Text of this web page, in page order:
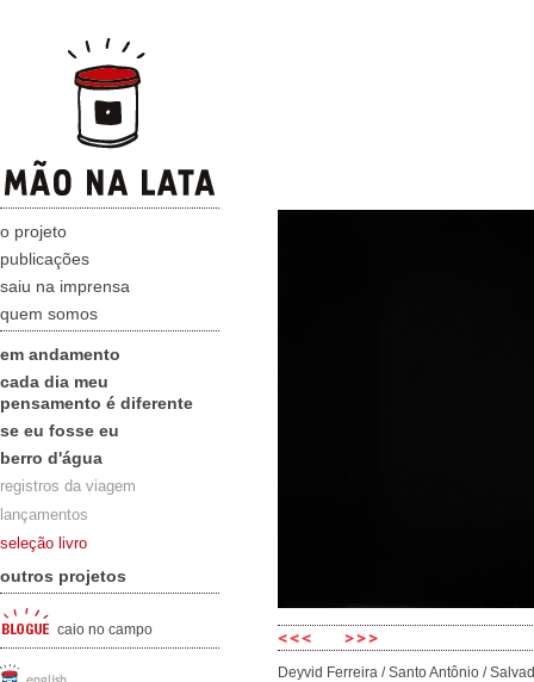
o projeto
publicações
saiu na imprensa
quem somos
em andamento
cada dia meu
pensamento é diferente
se eu fosse eu
berro d'água
registros da viagem
lançamentos
seleção livro
outros projetos
caio no campo
Deyvid Ferreira / Santo Antônio /